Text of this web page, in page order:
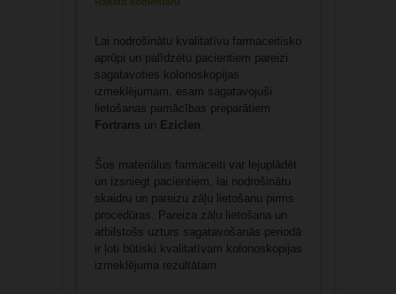
Lai nodrošinātu kvalitatīvu farmaceitisko
aprūpi un palīdzētu pacientiem pareizi
sagatavoties kolonoskopijas
izmeklējumam, esam sagatavojuši
lietošanas pamācības preparātiem
Fortrans un Eziclen
Šos materiālus farmaceiti var lejuplādēt
un izsniegt pacientiem, lai nodrošinātu
skaidru un pareizu zāļu lietošanu pirms
procedūras. Pareiza zāļu lietošana un
atbilstošs uzturs sagatavošanās periodā
ir ļoti būtiski kvalitatīvam kolonoskopijas
izmeklējuma rezultātam.